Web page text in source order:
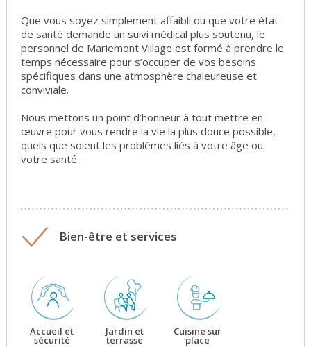
Que vous soyez simplement affaibli ou que votre état
de santé demande un suivi médical plus soutenu, le
personnel de Mariemont Village est formé à prendre le
temps nécessaire pour s’occuper de vos besoins
spécifiques dans une atmosphère chaleureuse et
conviviale.
Nous mettons un point d’honneur à tout mettre en
œuvre pour vous rendre la vie la plus douce possible,
quels que soient les problèmes liés à votre âge ou
votre santé.
Bien-être et services
Accueil et
sécurité
Jardin et
terrasse
Cuisine sur
place